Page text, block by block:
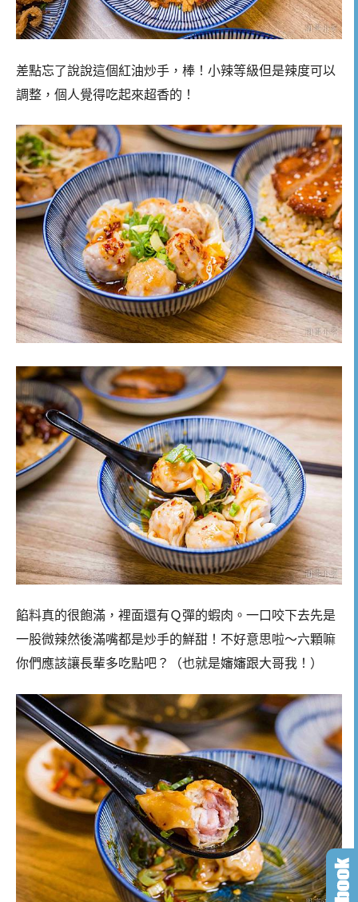
差點忘了說說這個紅油炒手，棒！小辣等級但是辣度可以
調整，個人覺得吃起來超香的！
餡料真的很飽滿，裡面還有Ｑ彈的蝦肉。一口咬下去先是
一股微辣然後滿嘴都是炒手的鮮甜！不好意思啦～六顆嘛
你們應該讓長輩多吃點吧？（也就是嬸嬸跟大哥我！）